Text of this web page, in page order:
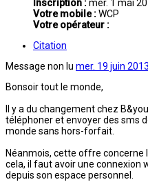
Inscription :mer. 1 mai
Votre mobile :WCP
Votre opérateur :
Citation
Message non lu mer. 19 juin
Bonsoir tout le monde,
Il y a du changement chez
téléphoner et envoyer des sms
monde sans hors-forfait.
Néanmois, cette offre
cela, il faut avoir une connexion
depuis son espace personnel.